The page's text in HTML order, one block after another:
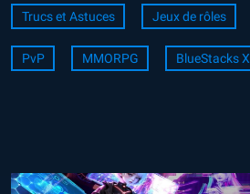
Trucs et Astuces Jeux de rôles
PvP MMORPG BlueStacks X